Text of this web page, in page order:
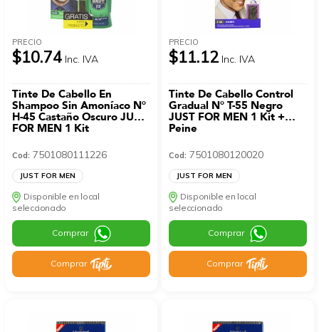
PRECIO
$10.74 Inc. IVA
Tinte De Cabello En
Shampoo Sin Amoníaco N°
H-45 Castaño Oscuro JUST
FOR MEN 1 Kit
Cod: 7501080111226
JUST FOR MEN
Disponible en local
seleccionado
Comprar
Comprar
PRECIO
$11.12 Inc. IVA
Tinte De Cabello Control
Gradual N° T-55 Negro
JUST FOR MEN 1 Kit +
Peine
Cod: 7501080120020
JUST FOR MEN
Disponible en local
seleccionado
Comprar
Comprar